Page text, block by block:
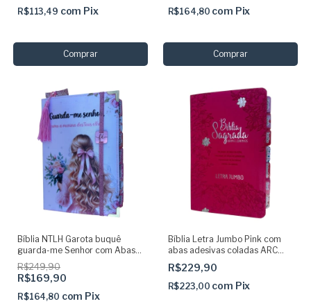
R$113,49 com Pix R$164,80 com Pix
Bíblia NTLH Garota buquê
guarda-me Senhor com Abas
Adesivas Capa dura
acolchoada + elastico + marca
paginas glitter
R$249,90
R$169,90
R$164,80 com Pix
Bíblia Letra Jumbo Pink com
abas adesivas coladas ARC
com harpa
R$229,90
R$223,00 com Pix